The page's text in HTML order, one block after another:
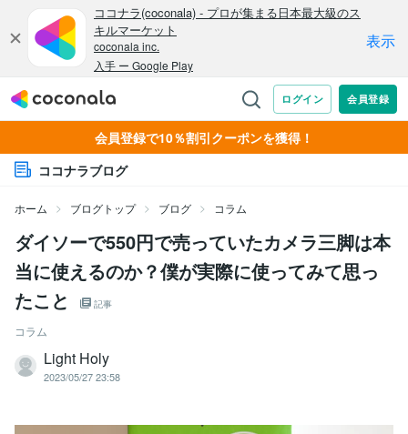
会員登録で10％割引クーポンを獲得！
ココナラブログ
ホーム ブログトップ ブログ コラム
ダイソーで550円で売っていたカメラ三脚は本
当に使えるのか？僕が実際に使ってみて思っ
たこと
記事
コラム
Light Holy
2023/05/27 23:58